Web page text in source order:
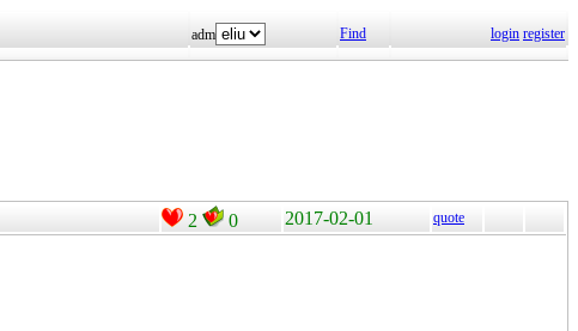
adm Find login register
2 0 2017-02-01 quote